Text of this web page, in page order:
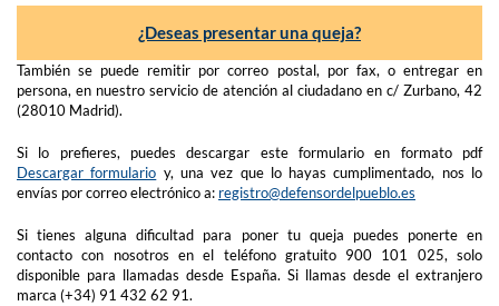
¿Deseas presentar una queja?
También se puede remitir por correo postal, por fax, o entregar en
persona, en nuestro servicio de atención al ciudadano en c/ Zurbano, 42
(28010 Madrid).
Si lo prefieres, puedes descargar este formulario en formato pdf
Descargar formulario y, una vez que lo hayas cumplimentado, nos lo
envías por correo electrónico a: registro@defensordelpueblo.es
Si tienes alguna dificultad para poner tu queja puedes ponerte en
contacto con nosotros en el teléfono gratuito 900 101 025, solo
disponible para llamadas desde España. Si llamas desde el extranjero
marca (+34) 91 432 62 91.